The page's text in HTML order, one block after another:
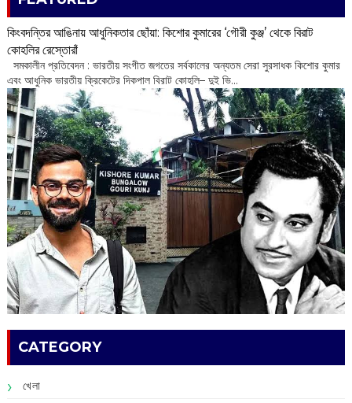
কিংবদন্তির আঙিনায় আধুনিকতার ছোঁয়া: কিশোর কুমারের ‘গৌরী কুঞ্জ’ থেকে বিরাট
কোহলির রেস্তোরাঁ
‌ সমকালীন প্রতিবেদন : ভারতীয় সংগীত জগতের সর্বকালের অন্যতম সেরা সুরসাধক কিশোর কুমার
এবং আধুনিক ভারতীয় ক্রিকেটের দিকপাল বিরাট কোহলি– ‌দুই ভি...
CATEGORY
খেলা